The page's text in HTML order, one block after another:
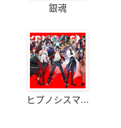
銀魂
ヒプノシスマ...